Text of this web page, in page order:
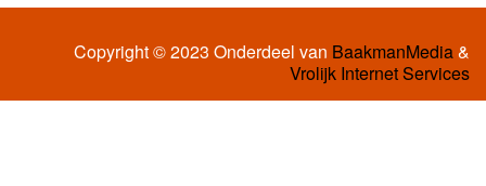
Copyright © 2023 Onderdeel van BaakmanMedia&
Vrolijk Internet Services